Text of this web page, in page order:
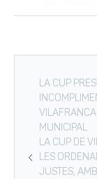
LA CUP
MUNICIPAL
LA CUP DE
LES
JUSTES,